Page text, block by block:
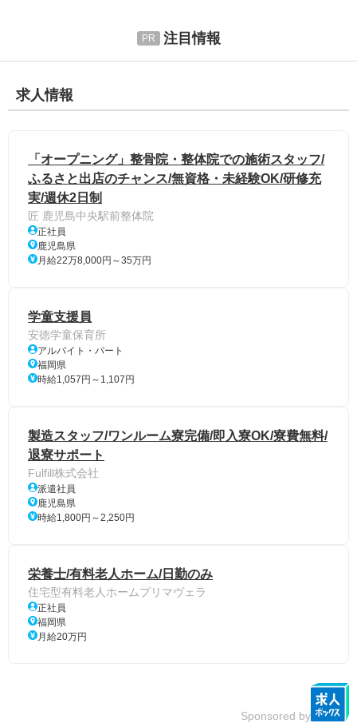
注目情報
求人情報
「オープニング」整骨院・整体院での施術スタッフ/
ふるさと出店のチャンス/無資格・未経験OK/研修充
実/週休2日制
匠 鹿児島中央駅前整体院
正社員
鹿児島県
月給22万8,000円～35万円
学童支援員
安徳学童保育所
アルバイト・パート
福岡県
時給1,057円～1,107円
製造スタッフ/ワンルーム寮完備/即入寮OK/寮費無料/
退寮サポート
Fulfill株式会社
派遣社員
鹿児島県
時給1,800円～2,250円
栄養士/有料老人ホーム/日勤のみ
住宅型有料老人ホームプリマヴェラ
正社員
福岡県
月給20万円
Sponsored by